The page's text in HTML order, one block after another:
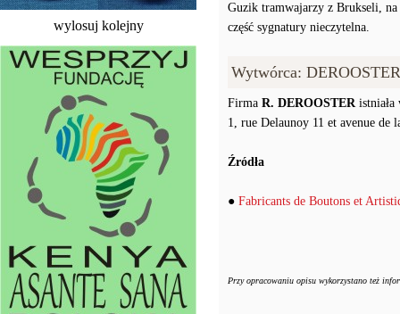
wylosuj kolejny
Guzik tramwajarzy z Brukseli,
część sygnatury nieczytelna.
Wytwórca:
Firma R. DEROOSTERistniała
1, rue Delaunoy 11 et avenue de
Źródła
● Fabricants de Boutons et
Przy opracowaniu opisu wykorzystano też